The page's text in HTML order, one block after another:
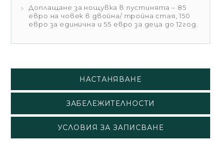
Доплащане за нощувка в пустинята – 85
евро на човек в двойна/ тройна стая, 150
евро за единична и 55 евро за деца до 12год.
НАСТАНЯВАНЕ
ЗАБЕЛЕЖИТЕЛНОСТИ
УСЛОВИЯ ЗА ЗАПИСВАНЕ